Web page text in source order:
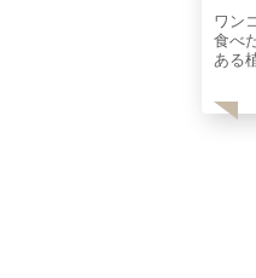
ワン
食べ
ある